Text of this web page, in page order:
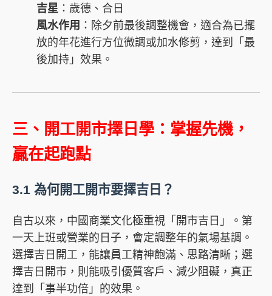
吉星 ：歲德、合日
風水作用 ：除夕前最後調整機會，適合為已擺
放的年花進行方位微調或加水修剪，達到「最
後加持」效果。
三、開工開市擇日學：掌握先機，
贏在起跑點
3.1 為何開工開市要擇吉日？
自古以來，中國商業文化極重視「開市吉日」。第
一天上班或營業的日子，會定調整年的氣場基調。
選擇吉日開工，能讓員工精神飽滿、思路清晰；選
擇吉日開市，則能吸引優質客戶、減少阻礙，真正
達到「事半功倍」的效果。